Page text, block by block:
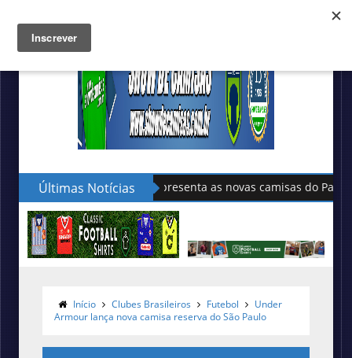
Últimas Notícias
Sudu apresenta as novas camisas do País de Gales
Início Clubes Brasileiros Futebol
Under
Armour lança nova camisa reserva do São Paulo